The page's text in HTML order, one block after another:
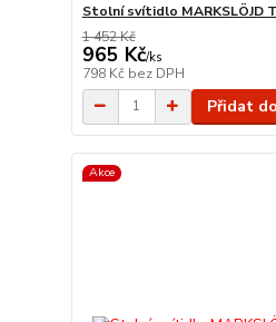
Stolní svítidlo MARKSLÖJD
1 452 Kč
965 Kč/ks
798 Kč bez DPH
Přidat
Akce